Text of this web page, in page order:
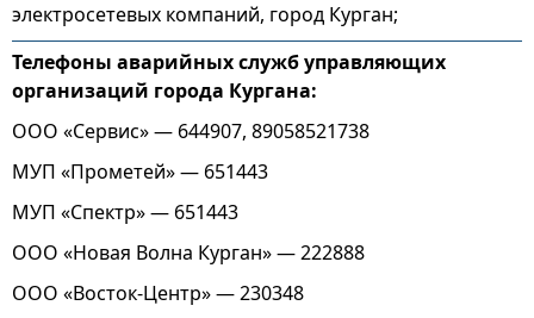
электросетевых компаний, город Курган;
Телефоны аварийных служб управляющих
организаций города Кургана:
ООО «Сервис» — 644907, 89058521738
МУП «Прометей» — 651443
МУП «Спектр» — 651443
ООО «Новая Волна Курган» — 222888
ООО «Восток-Центр» — 230348